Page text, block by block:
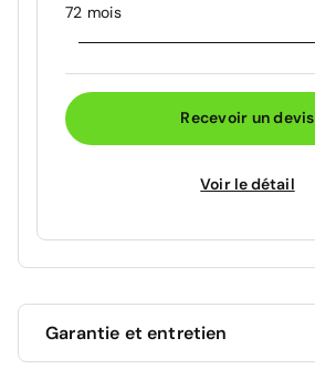
72 mois
Recevoir un devis
Voir le détail
Garantie et entretien